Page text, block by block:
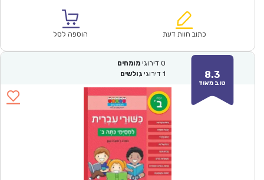
₪43.00.
הוא:
כתוב חוות דעת הוספה לסל
8.3
טוב מאוד
0 דירוגי מומחים
1 דירוגי גולשים